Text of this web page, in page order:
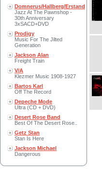
Domnerus/Hallberg/Erstand
Jazz At The Pawnshop -
30th Anniversary
3xSACD+DVD
Prodigy
Music For The Jilted
Generation
Jackson Alan
Freight Train
V/A
Klezmer Music 1908-1927
Bartos Karl
Off The Record
Depeche Mode
Ultra (CD + DVD)
Desert Rose Band
Best Of The Desert Rose..
Getz Stan
Stan Is Here
Jackson Michael
Dangerous